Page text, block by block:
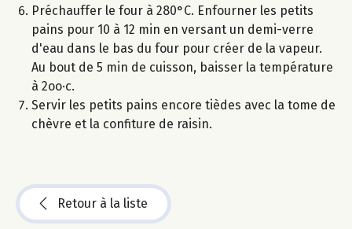
Préchauffer le four à 280°C. Enfourner les petits
pains pour 10 à 12 min en versant un demi-verre
d'eau dans le bas du four pour créer de la vapeur.
Au bout de 5 min de cuisson, baisser la température
à 2oo·c.
Servir les petits pains encore tièdes avec la tome de
chèvre et la confiture de raisin.
Retour à la liste